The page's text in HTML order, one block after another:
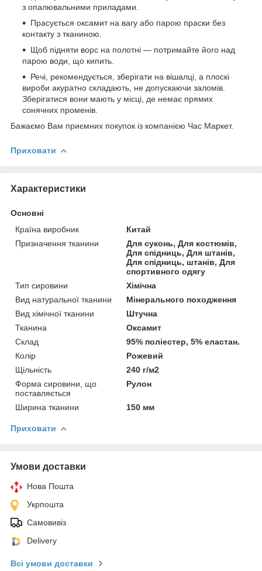
з опалювальними приладами.
Прасується оксамит на вагу або парою праски без
контакту з тканиною.
Щоб підняти ворс на полотні — потримайте його над
парою води, що кипить.
Речі, рекомендується, зберігати на вішалці, а плоскі
вироби акуратно складають, не допускаючи заломів.
Зберігатися вони мають у місці, де немає прямих
сонячних променів.
Бажаємо Вам приємних покупок із компанією Час Маркет.
Приховати
Характеристики
Основні
Країна виробник
Китай
Призначення тканини
Для суконь, Для костюмів,
Для спідниць, Для штанів,
Для спідниць, штанів, Для
спортивного одягу
Тип сировини
Хімічна
Вид натуральної тканини
Мінерального походження
Вид хімічної тканини
Штучна
Тканина
Оксамит
Склад
95% поліестер, 5% еластан.
Колір
Рожевий
Щільність
240 г/м2
Форма сировини, що
поставляється
Рулон
Ширина тканини 150 мм
Приховати
Умови доставки
Нова Пошта
Укрпошта
Самовивіз
Delivery
Всі умови доставки